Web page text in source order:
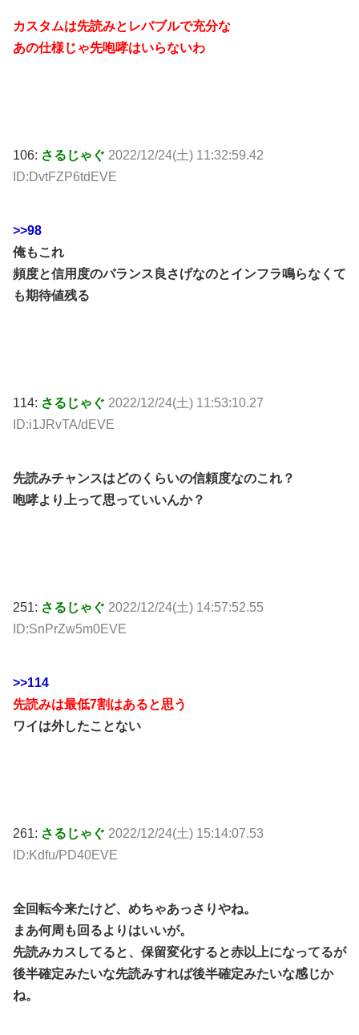
カスタムは先読みとレバブルで充分な
あの仕様じゃ先咆哮はいらないわ
106: さるじゃぐ 2022/12/24(土) 11:32:59.42
ID:DvtFZP6tdEVE
>>98
俺もこれ
頻度と信用度のバランス良さげなのとインフラ鳴らなくて
も期待値残る
114: さるじゃぐ 2022/12/24(土) 11:53:10.27
ID:i1JRvTA/dEVE
先読みチャンスはどのくらいの信頼度なのこれ？
咆哮より上って思っていいんか？
251: さるじゃぐ 2022/12/24(土) 14:57:52.55
ID:SnPrZw5m0EVE
>>114
先読みは最低7割はあると思う
ワイは外したことない
261: さるじゃぐ 2022/12/24(土) 15:14:07.53
ID:Kdfu/PD40EVE
全回転今来たけど、めちゃあっさりやね。
まあ何周も回るよりはいいが。
先読みカスしてると、保留変化すると赤以上になってるが
後半確定みたいな先読みすれば後半確定みたいな感じか
ね。